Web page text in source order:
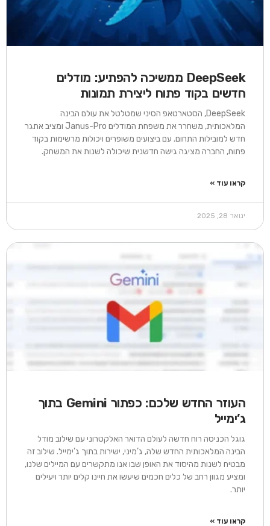
DeepSeek ממשיכה להפתיע: מודלים
חדשים בקוד פתוח ליצירת תמונות
DeepSeek, הסטארטאפ הסיני שמטלטל את עולם הבינה
המלאכותית, משחרר את משפחת המודלים Janus-Pro ומציב אתגר
חדש למובילות התחום. עם ביצועים משופרים ויכולות מרשימות בקוד
פתוח, החברה מציגה גישה חדשנית שיכולה לשנות את המשחק.
קראו עוד »
ינואר 28, 2025
העוזר החדש שלכם: כפתור Gemini בתוך
ג’ימייל
גוגל הכניסה רוח חדשה לעולם הדואר האלקטרוני עם שילוב מודל
הבינה המלאכותית החדש שלה, ג’מיני, ישירות בתוך ג’ימייל. שילוב זה
מבטיח לשנות מהיסוד את האופן שבו אנו מתקשרים עם המיילים שלנו,
ומציע מגוון רחב של כלים חכמים שיעשו את חיינו קלים יותר ויעילים
יותר.
קראו עוד »